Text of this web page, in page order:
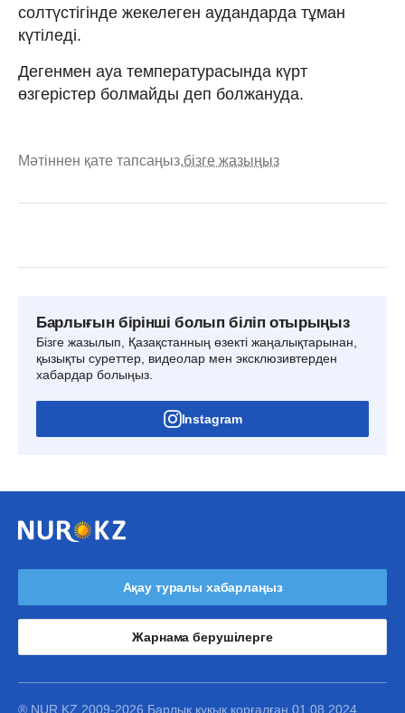
солтүстігінде жекелеген аудандарда тұман
күтіледі.
Дегенмен ауа температурасында күрт
өзгерістер болмайды деп болжануда.
Мәтіннен қате тапсаңыз,бізге жазыңыз
Барлығын бірінші болып біліп отырыңыз
Бізге жазылып, Қазақстанның өзекті жаңалықтарынан,
қызықты суреттер, видеолар мен эксклюзивтерден
хабардар болыңыз.
Instagram
Ақау туралы хабарлаңыз
Жарнама берушілерге
® NUR.KZ 2009-2026 Барлық құқық қорғалған 01.08.2024